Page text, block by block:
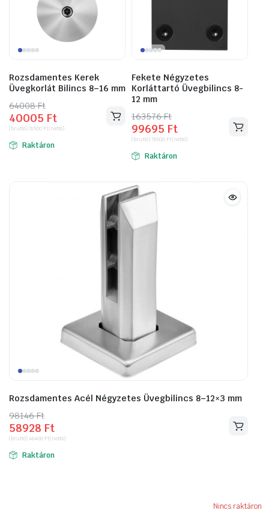
Rozsdamentes Kerek
Üvegkorlát Bilincs 8–16 mm
64008Ft
Original
price
was:
64008 Ft.
40005 Ft
Current
price
is:
40005 Ft.
(bruttó)31500 Ft(nettó)
Raktáron
Fekete Négyzetes
Korláttartó Üvegbilincs 8-
12 mm
163576Ft
Original
price
was:
163576 Ft.
99695 Ft
Current
price
is:
99695 Ft.
(bruttó)78500 Ft(nettó)
Raktáron
Rozsdamentes Acél Négyzetes Üvegbilincs 8–12×3 mm
98146Ft
Original
price
was:
98146 Ft.
58928 Ft
Current
price
is:
58928 Ft.
(bruttó) 46400 Ft(nettó)
Raktáron
Nincs raktáron